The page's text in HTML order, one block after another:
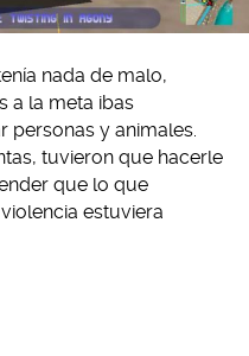
nada de malo,
a la meta ibas
personas y animales.
tuvieron que hacerle
que lo que
estuviera